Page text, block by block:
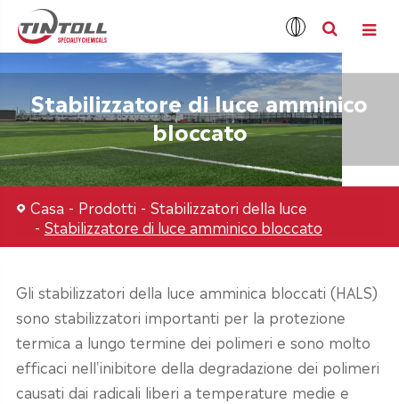
Stabilizzatore di luce amminico
bloccato
Casa Prodotti
Stabilizzatori della luce
Stabilizzatore di luce amminico bloccato
Gli stabilizzatori della luce amminica bloccati (HALS)
sono stabilizzatori importanti per la protezione
termica a lungo termine dei polimeri e sono molto
efficaci nell'inibitore della degradazione dei polimeri
causati dai radicali liberi a temperature medie e